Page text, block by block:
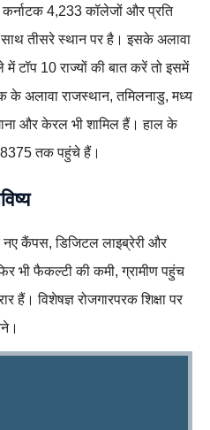
4,233 कॉलेजों और प्रति
तीसरे स्थान पर है। इसके अलावा
टॉप 10 राज्यों की बात करें तो इसमें
के अलावा राजस्थान, तमिलनाडु, मध्य
और केरल भी शामिल हैं। हाल के
तक पहुंचे हैं।
कैंपस, डिजिटल लाइब्रेरी और
भी फैकल्टी की कमी, ग्रामीण पहुंच
हैं। विशेषज्ञ रोजगारपरक शिक्षा पर